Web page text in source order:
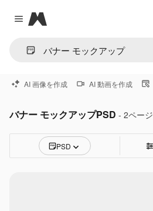
Close menu
Magnific
AI 画像を作成 AI 動画を作成
バナー モックアップPSD - 2ページ
PSD